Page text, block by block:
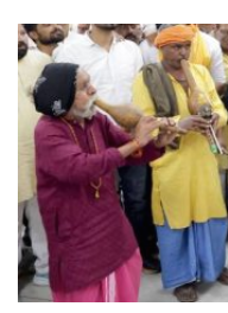
मैच
में
पसीना
बहाएगी
टीम
इंडिया